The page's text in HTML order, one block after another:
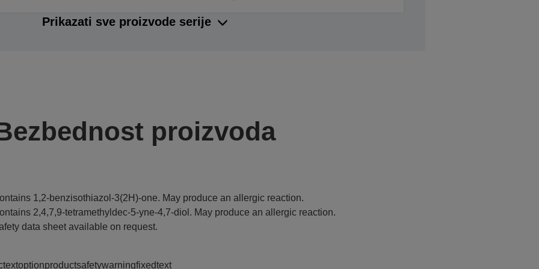
Prikazati sve proizvode serije
proizvoda
1,2-benzisothiazol-3(2H)-one. May produce an allergic reaction.
2,4,7,9-tetramethyldec-5-yne-4,7-diol. May produce an allergic reaction.
data sheet available on request.